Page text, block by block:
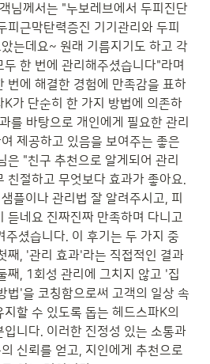
님께서는 "누보레브에서 두피진단
피근막탄력증진 기기관리와 두피
는데요~ 원래 기름지기도 하고 각
한 번에 관리해주셨습니다"라며
번에 해결한 경험에 만족감을 표하
가 단순히 한 가지 방법에 의존하
를 바탕으로 개인에게 필요한 관리
제공하고 있음을 보여주는 좋은
은 "친구 추천으로 알게되어 관리
친절하고 무엇보다 효과가 좋아요.
플이나 관리법 잘 알려주시고, 피
듣네요 진짜진짜 만족하며 다니고
주셨습니다. 이 후기는 두 가지 중
째, '관리 효과'라는 직접적인 결과
째, 1회성 관리에 그치지 않고 '집
법'을 코칭함으로써 고객의 일상 속
할 수 있도록 돕는 헤드스파K의
니다. 이러한 진정성 있는 소통과
신뢰를 얻고, 지인에게 추천으로